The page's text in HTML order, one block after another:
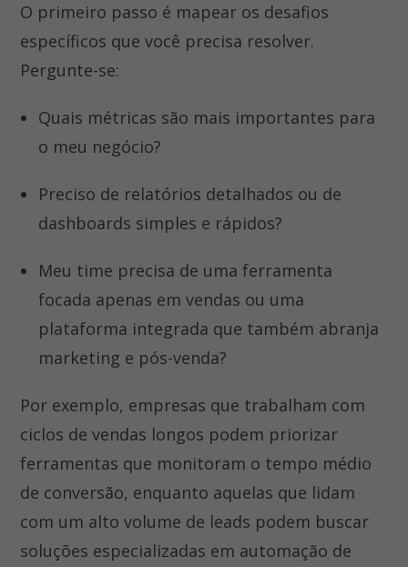
O primeiro passo é mapear os desafios
específicos que você precisa resolver.
Pergunte-se:
Quais métricas são mais importantes para
o meu negócio?
Preciso de relatórios detalhados ou de
dashboards simples e rápidos?
Meu time precisa de uma ferramenta
focada apenas em vendas ou uma
plataforma integrada que também abranja
marketing e pós-venda?
Por exemplo, empresas que trabalham com
ciclos de vendas longos podem priorizar
ferramentas que monitoram o tempo médio
de conversão, enquanto aquelas que lidam
com um alto volume de leads podem buscar
soluções especializadas em automação de